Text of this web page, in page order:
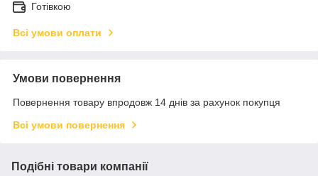
Готівкою
Всі умови оплати
Умови повернення
Повернення товару впродовж 14 днів за рахунок покупця
Всі умови повернення
Подібні товари компанії